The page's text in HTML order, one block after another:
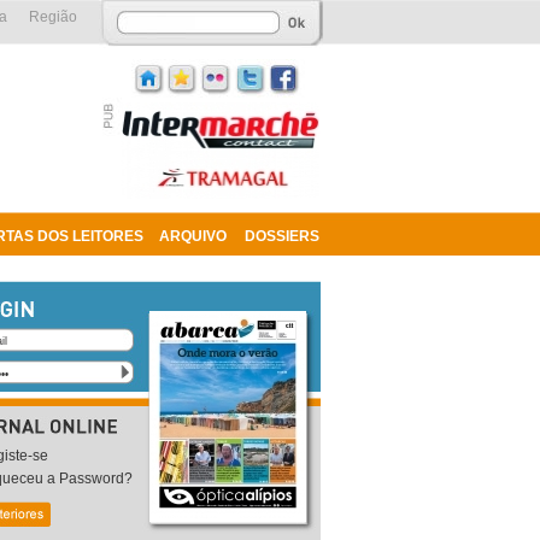
DOS LEITORES ARQUIVO DOSSIERS
Região
se
a Password?